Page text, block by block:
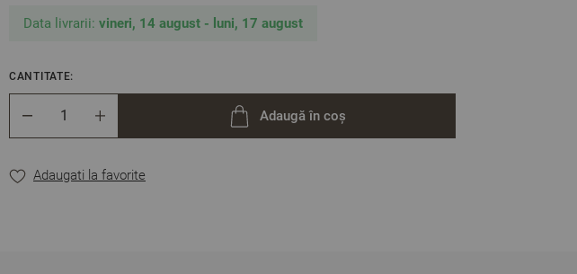
Data livrarii: vineri, 14 august - luni, 17 august
CANTITATE:
Adaugă în coș
Adaugati la favorite